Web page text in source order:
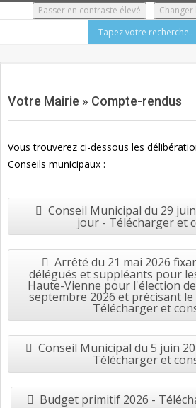
Passer en contraste élevé
Menu
Votre Mairie » Compte-rendus
Vous trouverez ci-dessous les
Conseils municipaux :
Conseil Municipal du 29
jour - Télécharger et
Arrêté du 21 mai 2026
délégués et suppléants pour
Haute-Vienne pour l'élection
septembre 2026 et précisant
Télécharger et
Conseil Municipal du 5 juin
Télécharger et
Budget primitif 2026 -